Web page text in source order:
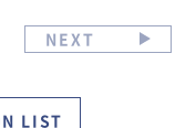
LIST
NEXT